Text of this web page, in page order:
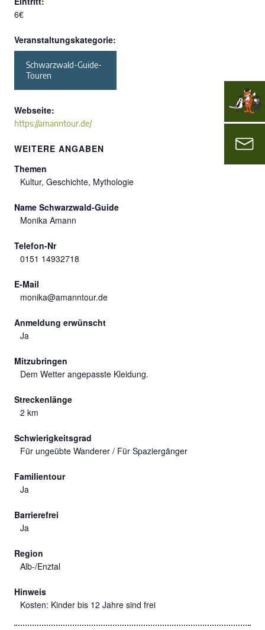
6€
Veranstaltungskategorie:
Schwarzwald-Guide-
Touren
Webseite:
https://amanntour.de/
WEITERE ANGABEN
Themen
Kultur, Geschichte, Mythologie
Name Schwarzwald-Guide
Monika Amann
Telefon-Nr
0151 14932718
E-Mail
monika@amanntour.de
Anmeldung erwünscht
Ja
Mitzubringen
Dem Wetter angepasste Kleidung.
Streckenlänge
2 km
Schwierigkeitsgrad
Für ungeübte Wanderer / Für Spaziergänger
Familientour
Ja
Barrierefrei
Ja
Region
Alb-/Enztal
Hinweis
Kosten: Kinder bis 12 Jahre sind frei